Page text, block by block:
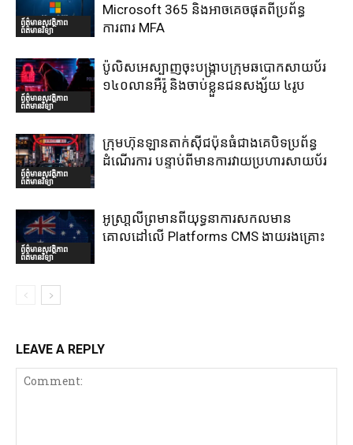
ព័ត៌មានសុវត្ថិភាព
ព័ត៌មានវិទ្យា
Microsoft 365 និងអាចគេចផុតពីប្រព័ន្ធ
ការពារ MFA
ព័ត៌មានសុវត្ថិភាព
ព័ត៌មានវិទ្យា
ប៉ូលិសអេស្បាញចុះបង្រ្កាបក្រុមឆបោកសាយប័រ
១៤០លានអឺរ៉ូ និងចាប់ខ្លួនជនសង្ស័យ ៤រូប
ព័ត៌មានសុវត្ថិភាព
ព័ត៌មានវិទ្យា
ក្រុមហ៊ុនឡានតាក់ស៊ីជប៉ុនធំជាងគេបិទប្រព័ន្ធ
ដំណើរការ បន្ទាប់ពីមានការវាយប្រហារសាយប័រ
ព័ត៌មានសុវត្ថិភាព
ព័ត៌មានវិទ្យា
អូស្រា្តលីព្រមានពីយុទ្ធនាការសកលមាន
គោលដៅលើ Platforms CMS ងាយរងគ្រោះ
LEAVE A REPLY